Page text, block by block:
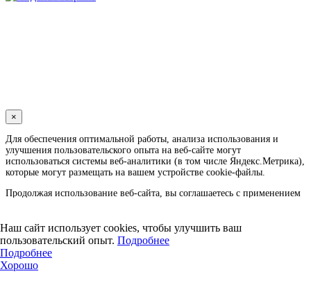
Наш сайт использует cookies, чтобы улучшить ваш
пользовательский опыт. Подробнее
Подробнее
Хорошо
×
Для обеспечения оптимальной работы, анализа использования и
улучшения пользовательского опыта на веб-сайте могут
использоваться системы веб-аналитики (в том числе Яндекс.Метрика),
которые могут размещать на вашем устройстве cookie-файлы.
Продолжая использование веб-сайта, вы соглашаетесь с применением
также заблокировать размещение cookie-файлов, однако при этом
некоторые функции веб-сайта могут быть недоступными в связи с
технологическими ограничениями движка.
Дополнительную информацию вы можете найти в